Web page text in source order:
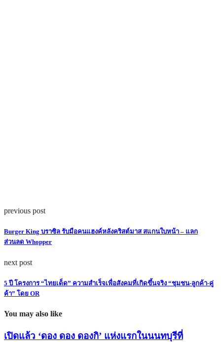
previous post
Burger King บราซิล รับมือคนแฮงค์หลังคริสต์มาส สแกนใบหน้า – แลก
ส่วนลด Whopper
next post
5 ปี โครงการ “ไทยเด็ด” ความสำเร็จเพื่อสังคมที่เกิดขึ้นจริง “ชุมชน-ลูกค้า-คู่
ค้า” โดย OR
You may also like
เปิดแล้ว ‘ดอง ดอง ดองกิ’ แห่งแรกในนนทบุรีที่